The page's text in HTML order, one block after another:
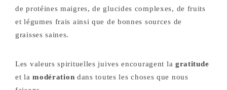
de protéines maigres, de glucides complexes, de fruits
et légumes frais ainsi que de bonnes sources de
graisses saines.
Les valeurs spirituelles juives encouragent la gratitude
et lamodération dans toutes les choses que nous